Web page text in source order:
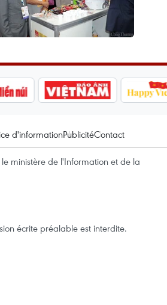
d'informationPublicitéContact
ministère de l'Information et de la
écrite préalable est interdite.